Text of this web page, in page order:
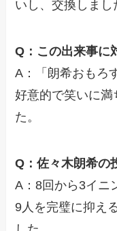
いし、交換しまし
Q：この出来事に
A：「朗希おもろ
好意的で笑いに満
た。
Q：佐々木朗希の
A：8回から3イニ
9人を完璧に抑え